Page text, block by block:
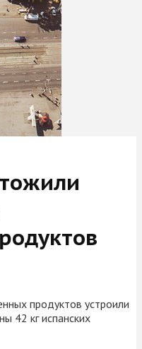
продуктов устроили
42 кг испанских